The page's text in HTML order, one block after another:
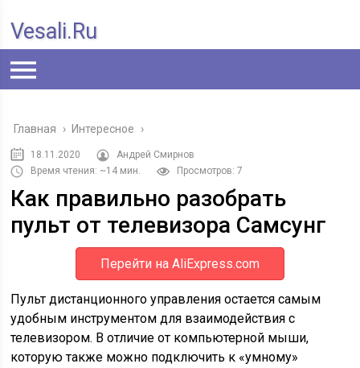
Vesali.ru
Главная › Интересное ›
18.11.2020
Андрей Смирнов
Время чтения: ~14 мин.
Просмотров: 7
Как правильно разобрать
пульт от телевизора Самсунг
Перейти на AliExpress.com
Пульт дистанционного управления остается самым
удобным инструментом для взаимодействия с
телевизором. В отличие от компьютерной мыши,
которую также можно подключить к «умному»